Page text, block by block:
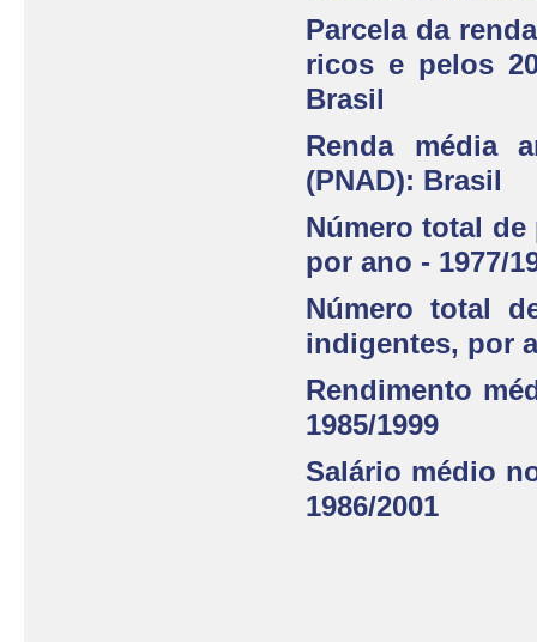
Parcela da
ricos e pelos
Brasil
Renda média
(PNAD): Brasil
Número total
por ano - 1977/
Número total
indigentes, por
Rendimento
1985/1999
Salário médio
1986/2001